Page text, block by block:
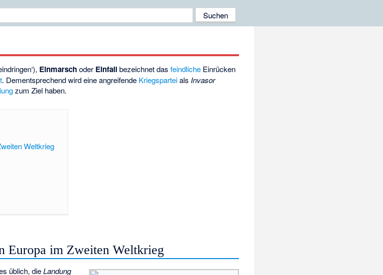
), Einmarschoder Einfallbezeichnet dasfeindliche Einrücken
. Dementsprechend wird eine angreifende KriegsparteialsInvasor
zum Ziel haben.
Weltkrieg
Europa im Zweiten Weltkrieg
üblich, dieLandung